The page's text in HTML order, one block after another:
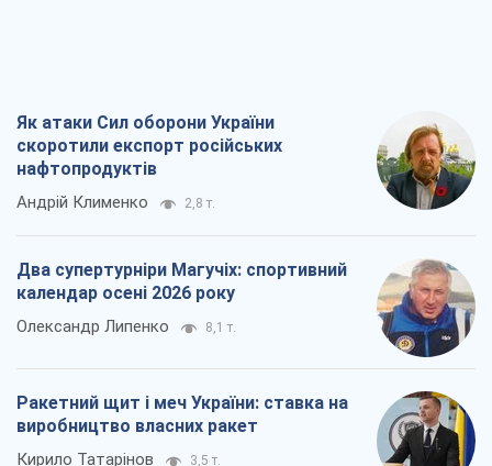
Як атаки Сил оборони України
скоротили експорт російських
нафтопродуктів
Андрій Клименко 2,8 т.
Два супертурніри Магучіх: спортивний
календар осені 2026 року
Олександр Липенко 8,1 т.
Ракетний щит і меч України: ставка на
виробництво власних ракет
Кирило Татарінов 3,5 т.